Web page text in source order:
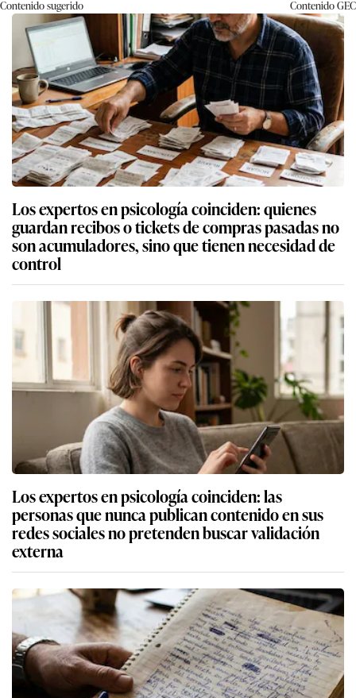
Contenido sugerido ContenidoGEC
Los expertos en psicología coinciden: quienes
guardan recibos o tickets de compras pasadas no
son acumuladores, sino que tienen necesidad de
control
Los expertos en psicología coinciden: las
personas que nunca publican contenido en sus
redes sociales no pretenden buscar validación
externa